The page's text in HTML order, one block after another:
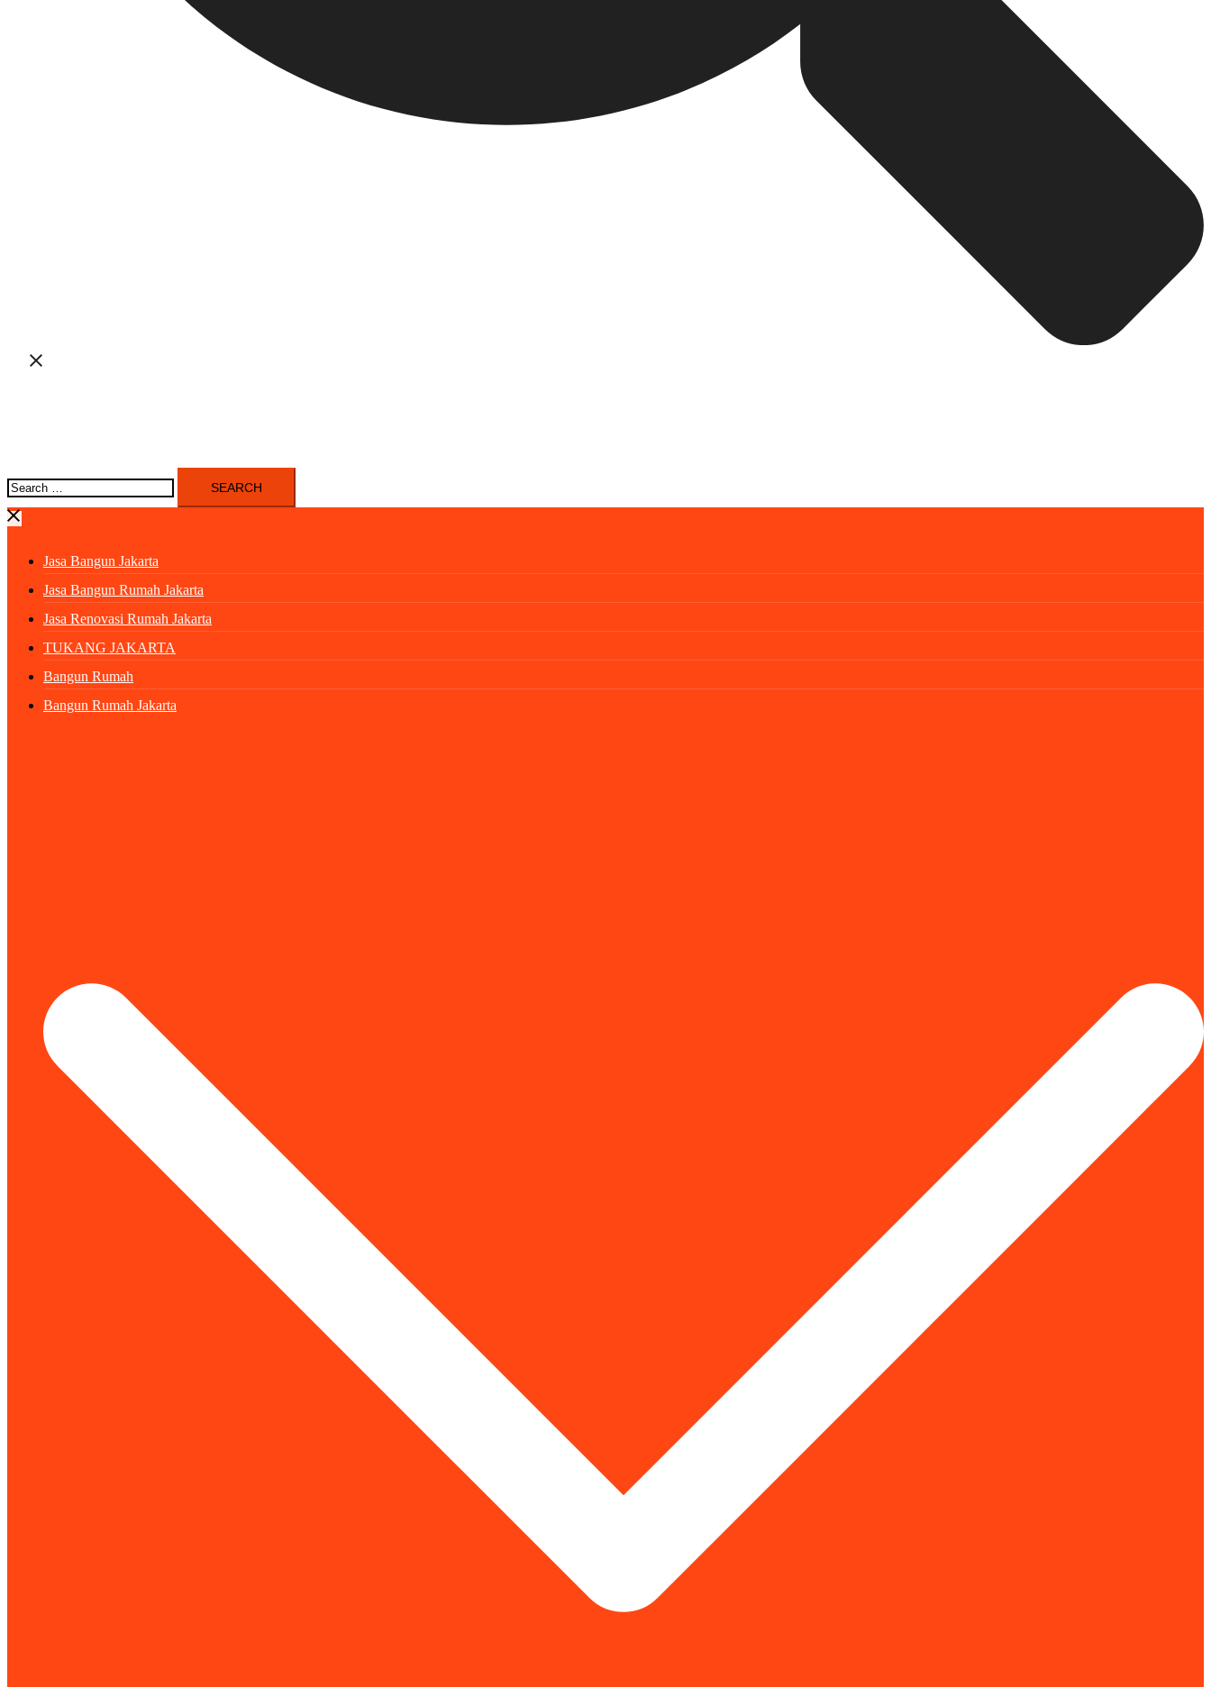
Search
for:
Jasa Bangun Jakarta
Jasa Bangun Rumah Jakarta
Jasa Renovasi Rumah Jakarta
TUKANG JAKARTA
Bangun Rumah
Bangun Rumah Jakarta